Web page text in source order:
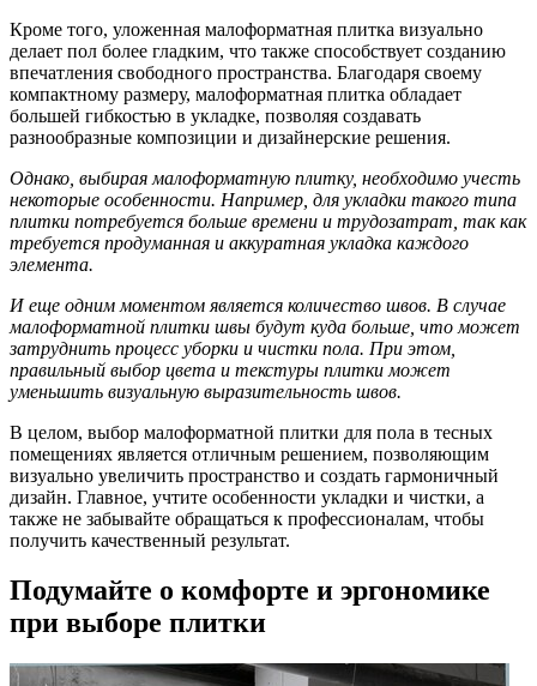
Кроме того, уложенная малоформатная плитка визуально
делает пол более гладким, что также способствует созданию
впечатления свободного пространства. Благодаря своему
компактному размеру, малоформатная плитка обладает
большей гибкостью в укладке, позволяя создавать
разнообразные композиции и дизайнерские решения.
Однако, выбирая малоформатную плитку, необходимо учесть
некоторые особенности. Например, для укладки такого типа
плитки потребуется больше времени и трудозатрат, так как
требуется продуманная и аккуратная укладка каждого
элемента.
И еще одним моментом является количество швов. В случае
малоформатной плитки швы будут куда больше, что может
затруднить процесс уборки и чистки пола. При этом,
правильный выбор цвета и текстуры плитки может
уменьшить визуальную выразительность швов.
В целом, выбор малоформатной плитки для пола в тесных
помещениях является отличным решением, позволяющим
визуально увеличить пространство и создать гармоничный
дизайн. Главное, учтите особенности укладки и чистки, а
также не забывайте обращаться к профессионалам, чтобы
получить качественный результат.
Подумайте о комфорте и эргономике
при выборе плитки